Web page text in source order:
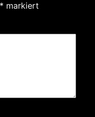
* markiert